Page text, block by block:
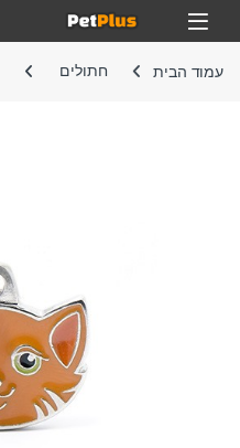
Skip to navigation
Skip to content
Open
עמוד הבית חתולים